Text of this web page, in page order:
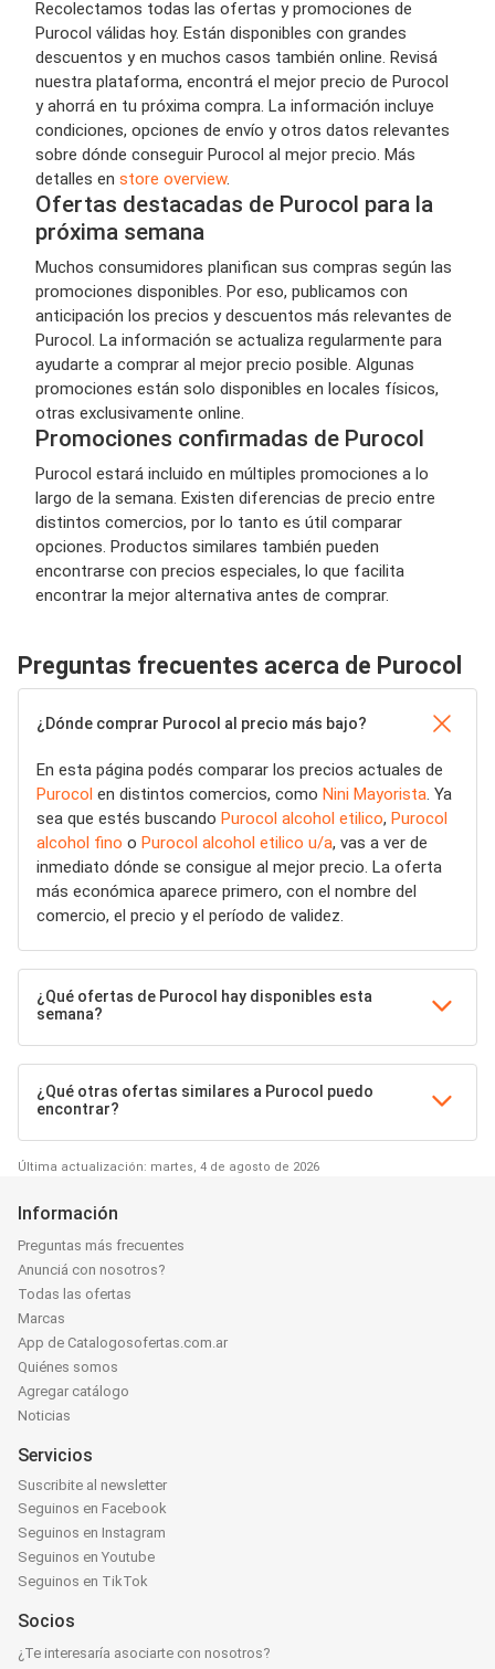
Recolectamos todas las ofertas y promociones de
Purocol válidas hoy. Están disponibles con grandes
descuentos y en muchos casos también online. Revisá
nuestra plataforma, encontrá el mejor precio de Purocol
y ahorrá en tu próxima compra. La información incluye
condiciones, opciones de envío y otros datos relevantes
sobre dónde conseguir Purocol al mejor precio. Más
detalles en store overview.
Ofertas destacadas de Purocol para la
próxima semana
Muchos consumidores planifican sus compras según las
promociones disponibles. Por eso, publicamos con
anticipación los precios y descuentos más relevantes de
Purocol. La información se actualiza regularmente para
ayudarte a comprar al mejor precio posible. Algunas
promociones están solo disponibles en locales físicos,
otras exclusivamente online.
Promociones confirmadas de Purocol
Purocol estará incluido en múltiples promociones a lo
largo de la semana. Existen diferencias de precio entre
distintos comercios, por lo tanto es útil comparar
opciones. Productos similares también pueden
encontrarse con precios especiales, lo que facilita
encontrar la mejor alternativa antes de comprar.
Preguntas frecuentes acerca de Purocol
¿Dónde comprar Purocol al precio más bajo?
En esta página podés comparar los precios actuales de
Purocol en distintos comercios, como Nini Mayorista. Ya
sea que estés buscando Purocol alcohol etilico, Purocol
alcohol fino o Purocol alcohol etilico u/a, vas a ver de
inmediato dónde se consigue al mejor precio. La oferta
más económica aparece primero, con el nombre del
comercio, el precio y el período de validez.
¿Qué ofertas de Purocol hay disponibles esta
semana?
¿Qué otras ofertas similares a Purocol puedo
encontrar?
Última actualización: martes, 4 de agosto de 2026
Información
Preguntas más frecuentes
Anunciá con nosotros?
Todas las ofertas
Marcas
App de Catalogosofertas.com.ar
Quiénes somos
Agregar catálogo
Noticias
Servicios
Suscribite al newsletter
Seguinos en Facebook
Seguinos en Instagram
Seguinos en Youtube
Seguinos en TikTok
Socios
¿Te interesaría asociarte con nosotros?